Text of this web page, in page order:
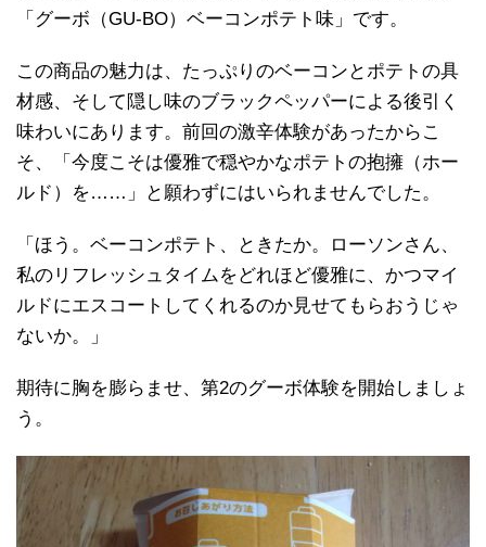
「グーボ（GU-BO）ベーコンポテト味」です。
この商品の魅力は、たっぷりのベーコンとポテトの具
材感、そして隠し味のブラックペッパーによる後引く
味わいにあります。前回の激辛体験があったからこ
そ、「今度こそは優雅で穏やかなポテトの抱擁（ホー
ルド）を……」と願わずにはいられませんでした。
「ほう。ベーコンポテト、ときたか。ローソンさん、
私のリフレッシュタイムをどれほど優雅に、かつマイ
ルドにエスコートしてくれるのか見せてもらおうじゃ
ないか。」
期待に胸を膨らませ、第2のグーボ体験を開始しましょ
う。